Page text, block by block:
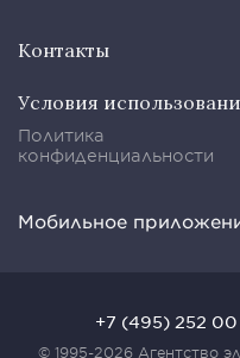
Контакты
Условия
Политика
конфиденциальности
Мобильное
© 1995-2026 Агентство
+7 (495) 252